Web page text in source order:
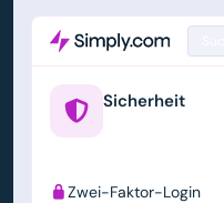
Sicherheit
Zwei-Faktor-Login